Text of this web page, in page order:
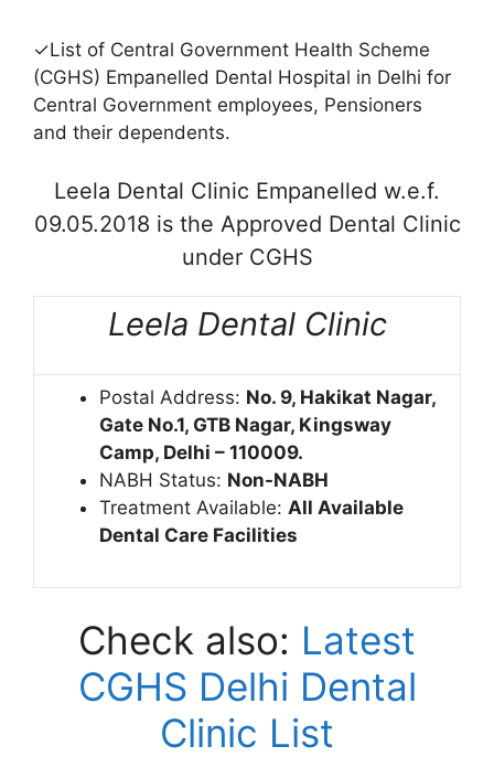
✓List of Central Government Health Scheme
(CGHS) Empanelled Dental Hospital in Delhi for
Central Government employees, Pensioners
and their dependents.
Leela Dental Clinic Empanelled w.e.f.
09.05.2018 is the Approved Dental Clinic
under CGHS
Leela Dental Clinic
Postal Address: No. 9, Hakikat Nagar,
Gate No.1, GTB Nagar, Kingsway
Camp, Delhi – 110009.
NABH Status: Non-NABH
Treatment Available: All Available
Dental Care Facilities
Check also: Latest
CGHS Delhi Dental
Clinic List